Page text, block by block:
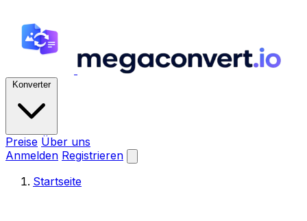
Konverter
Preise Über uns
Anmelden Registrieren
Startseite